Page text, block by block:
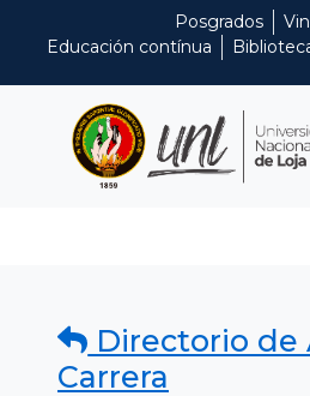
Posgrados
Educación contínua
Directorio de
Carrera